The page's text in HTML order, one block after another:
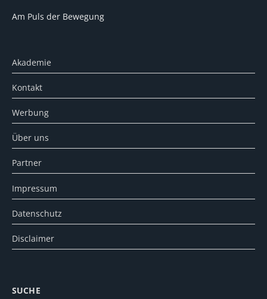
Am Puls der Bewegung
Akademie
Kontakt
Werbung
Über uns
Partner
Impressum
Datenschutz
Disclaimer
SUCHE